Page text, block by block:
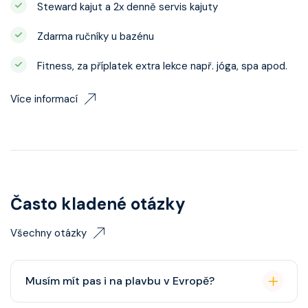
Steward kajut a 2x denně servis kajuty
Zdarma ručníky u bazénu
Fitness, za příplatek extra lekce např. jóga, spa apod.
Více informací
Často kladené otázky
Všechny otázky
Musím mít pas i na plavbu v Evropě?